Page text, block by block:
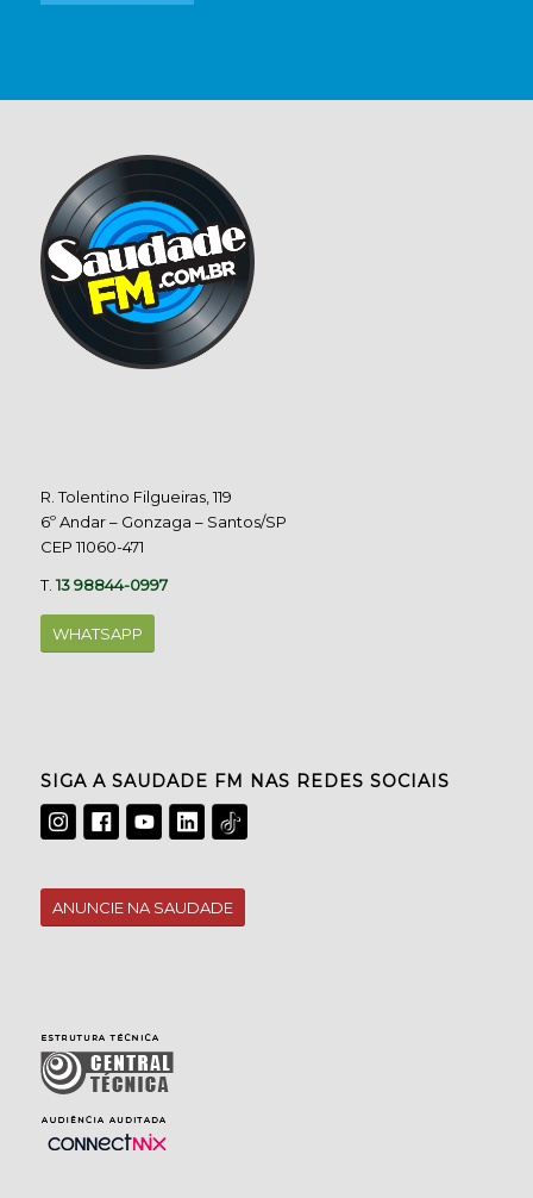
R. Tolentino Filgueiras, 119
6º Andar – Gonzaga – Santos/SP
CEP 11060-471
T.13 98844-0997
WHATSAPP
SIGA A SAUDADE FM NAS REDES SOCIAIS
ANUNCIE NA SAUDADE